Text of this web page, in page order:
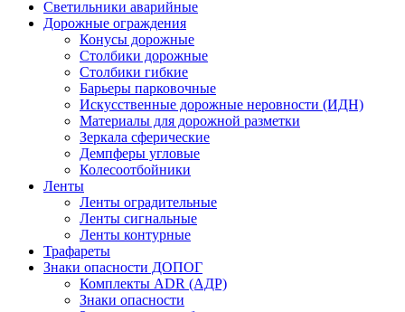
Светильники аварийные
Дорожные ограждения
Конусы дорожные
Столбики дорожные
Столбики гибкие
Барьеры парковочные
Искусственные дорожные неровности (ИДН)
Материалы для дорожной разметки
Зеркала сферические
Демпферы угловые
Колесоотбойники
Ленты
Ленты оградительные
Ленты сигнальные
Ленты контурные
Трафареты
Знаки опасности ДОПОГ
Комплекты ADR (АДР)
Знаки опасности